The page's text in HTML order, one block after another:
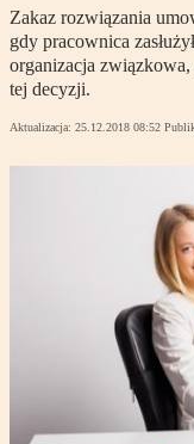
Zakaz rozwiązania
gdy pracownica
organizacja
tej decyzji.
Aktualizacja: 25.12.2018 08:52